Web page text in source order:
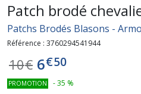
Patch brodé
Patchs Brodés Blasons -
Référence : 3760294541944
10€ 6€50
PROMOTION -35 %